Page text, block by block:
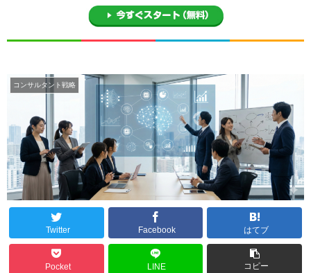
コンサルタント戦略
Twitter Facebook はてブ
Pocket LINE コピー